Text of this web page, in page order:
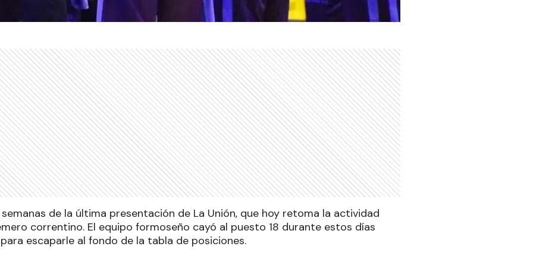
de la última presentación de La Unión, que hoy retoma la actividad
correntino. El equipo formoseño cayó al puesto 18 durante estos días
escaparle al fondo de la tabla de posiciones.